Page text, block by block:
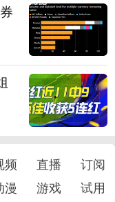
频 直播
订阅
漫 游戏 试用